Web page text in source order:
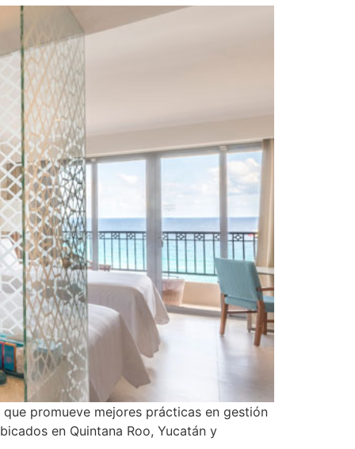
promueve mejores prácticas en gestión
en Quintana Roo, Yucatán y